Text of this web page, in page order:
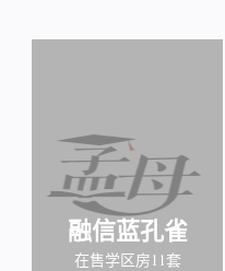
融信蓝孔雀
在售学区房11套